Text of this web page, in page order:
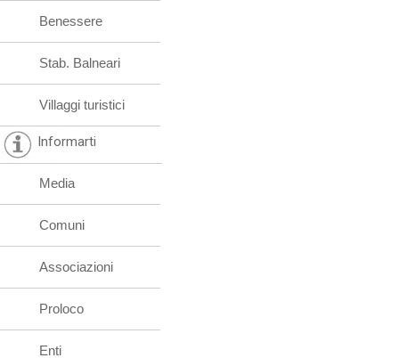
Benessere
Stab. Balneari
Villaggi turistici
Informarti
Media
Comuni
Associazioni
Proloco
Enti